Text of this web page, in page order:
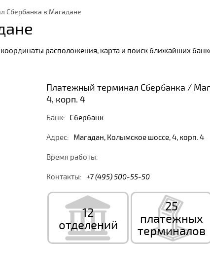
Сбербанка в Магадане
расположения, карта и поиск ближайших
Платежный терминал Сбербанка /
4, корп. 4
Банк: Сбербанк
Адрес: Магадан, Колымское шоссе, 4, корп. 4
Время работы:
Контакты: +7 (495) 500-55-50
12
отделений
25
платежных
терминалов